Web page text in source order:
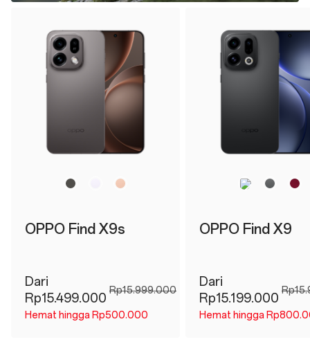
OPPO Find X9s
Dari
Rp15.499.000
Rp15.999.000
Hemat hingga Rp500.000
OPPO Find X9
Dari
Rp15.199.000
Hemat hingga